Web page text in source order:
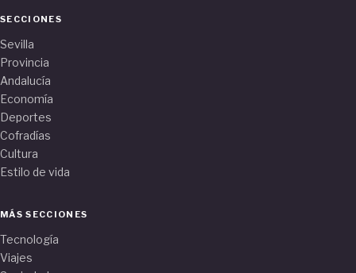
SECCIONES
Sevilla
Provincia
Andalucía
Economía
Deportes
Cofradías
Cultura
Estilo de vida
MÁS SECCIONES
Tecnología
Viajes